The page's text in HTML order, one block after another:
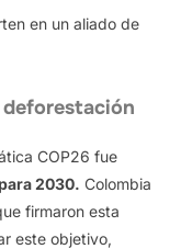
en un aliado de
deforestación
COP26 fue
2030. Colombia
firmaron esta
este objetivo,